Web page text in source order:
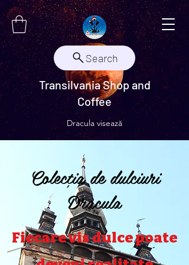
Search
Transilvania Shop and
Coffee
Dracula visează
Colecția de dulciuri
Dracula
Fiecare vis dulce poate